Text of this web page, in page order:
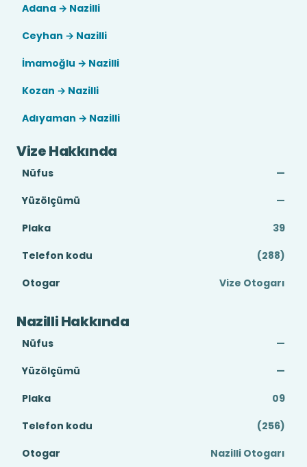
Adana → Nazilli
Ceyhan → Nazilli
İmamoğlu → Nazilli
Kozan → Nazilli
Adıyaman → Nazilli
Vize Hakkında
Nüfus
—
Yüzölçümü
—
Plaka
39
Telefon kodu
(288)
Otogar
Vize Otogarı
Nazilli Hakkında
Nüfus
—
Yüzölçümü
—
Plaka
09
Telefon kodu
(256)
Otogar
Nazilli Otogarı